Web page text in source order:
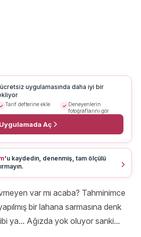
uygulamasında daha iyi bir
Tarif defterine ekle
Deneyenlerin
fotoğraflarını gör
Uygulamada Aç
'u kaydedin, denenmiş, tam ölçülü
var mı acaba? Tahminimce
bir lahana sarmasına denk
ya... Ağızda yok oluyor sanki...